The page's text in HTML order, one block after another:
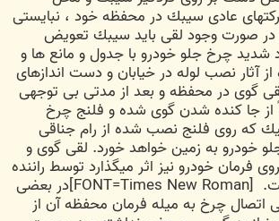
عادی سيبك در محفظه خود ، نبايستی
صورت وجود لقی بايد سيبك تعويض
شديد چرخ جلو خودرو با جدول و مانع ها و
از آثار نصب لوله در خيابان و دست اندازهای
لقی گوی در محفظه و بعد از مدتی بی توجهی
از جا كنده شدن گوی شده و فلنج چرخ
كه روی فلنج نصب شده از رام جناقی
خودرو به زمين خواهد خورد. لقی گوی و
فرمان خودرو نيز اثر ميگذارد توسط راننده
[FONT=Times New Roman]در بعضی
اتصال چرخ به ميله فرمان محفظه آن از